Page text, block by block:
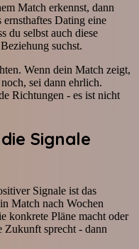
Match erkennst, dann
Dating eine
du selbst auch diese
suchst.
Wenn dein Match zeigt,
sei dann ehrlich.
Richtungen - es ist nicht
Signale
Signale ist das
Match nach Wochen
konkrete Pläne macht oder
Zukunft sprecht - dann